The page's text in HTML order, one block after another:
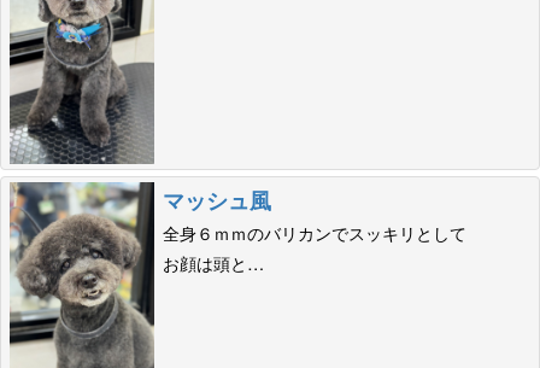
マッシュ風
全身６ｍｍのバリカンでスッキリとして
お顔は頭と…